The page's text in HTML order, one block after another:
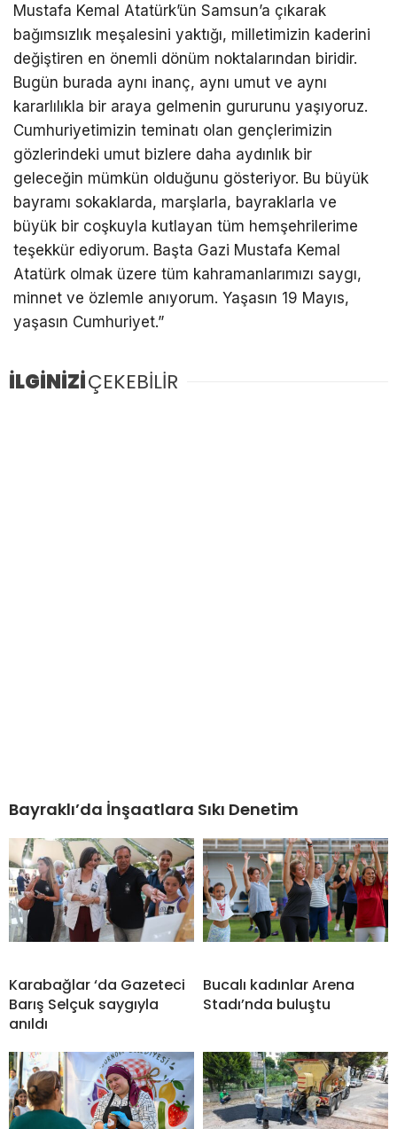
Mustafa Kemal Atatürk’ün Samsun’a çıkarak
bağımsızlık meşalesini yaktığı, milletimizin kaderini
değiştiren en önemli dönüm noktalarından biridir.
Bugün burada aynı inanç, aynı umut ve aynı
kararlılıkla bir araya gelmenin gururunu yaşıyoruz.
Cumhuriyetimizin teminatı olan gençlerimizin
gözlerindeki umut bizlere daha aydınlık bir
geleceğin mümkün olduğunu gösteriyor. Bu büyük
bayramı sokaklarda, marşlarla, bayraklarla ve
büyük bir coşkuyla kutlayan tüm hemşehrilerime
teşekkür ediyorum. Başta Gazi Mustafa Kemal
Atatürk olmak üzere tüm kahramanlarımızı saygı,
minnet ve özlemle anıyorum. Yaşasın 19 Mayıs,
yaşasın Cumhuriyet.”
İLGİNİZİÇEKEBİLİR
Bayraklı’da İnşaatlara Sıkı Denetim
Karabağlar ‘da Gazeteci
Barış Selçuk saygıyla
anıldı
Bucalı kadınlar Arena
Stadı’nda buluştu